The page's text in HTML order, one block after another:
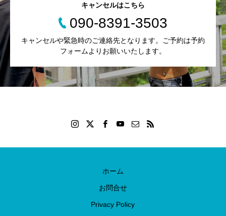
キャンセルはこちら
090-8391-3503
キャンセルや緊急時のご連絡先となります。ご予約は予約
フォームよりお願いいたします。
ホーム
お問合せ
Privacy Policy